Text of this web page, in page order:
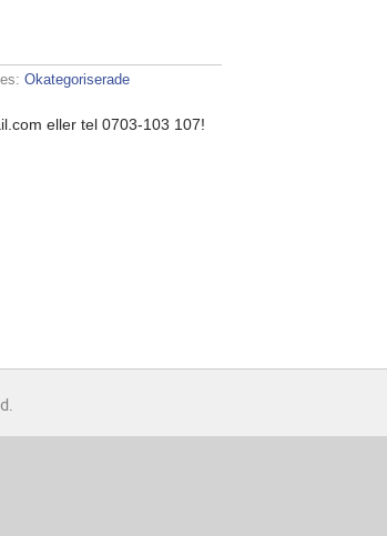
Okategoriserade
eller tel 0703-103 107!